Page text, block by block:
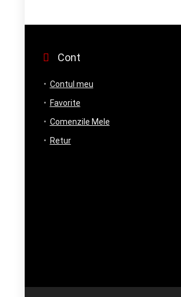
Cont
Contul meu
Favorite
Comenzile Mele
Retur